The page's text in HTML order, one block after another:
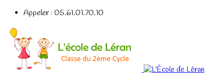
Appeler : 05.61.01.70.10